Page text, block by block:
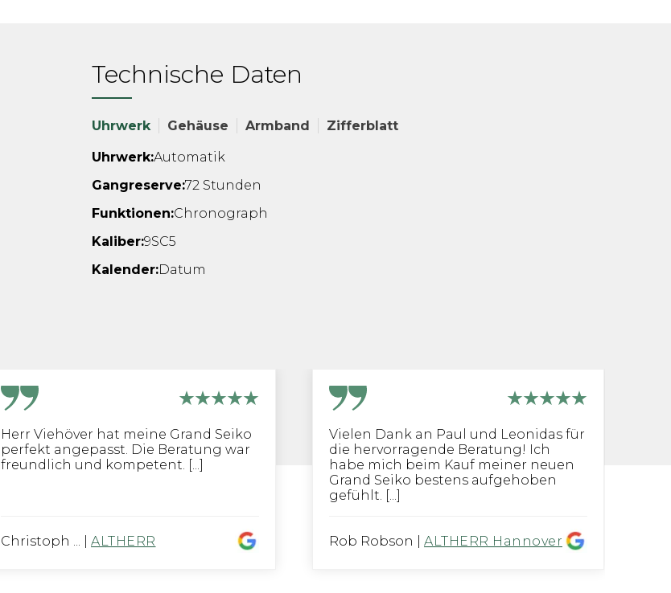
Technische Daten
Uhrwerk Gehäuse Armband Zifferblatt
Uhrwerk:Automatik
Gangreserve:72 Stunden
Funktionen:Chronograph
Kaliber:9SC5
Kalender:Datum
Herr Viehöver hat meine Grand Seiko
perfekt angepasst. Die Beratung war
freundlich und kompetent. [...]
Christoph ... ALTHERR
Vielen Dank an Paul und Leonidas für
die hervorragende Beratung! Ich
habe mich beim Kauf meiner neuen
Grand Seiko bestens aufgehoben
gefühlt. [...]
Rob Robson ALTHERR Hannover